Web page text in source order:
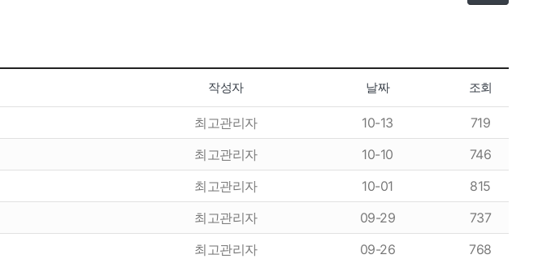
공지사항
이용후기
이용후기
작성자 날짜 조회
최고관리자 10-13
719
최고관리자 10-10
746
최고관리자 10-01
815
최고관리자 09-29
737
최고관리자 09-26
768